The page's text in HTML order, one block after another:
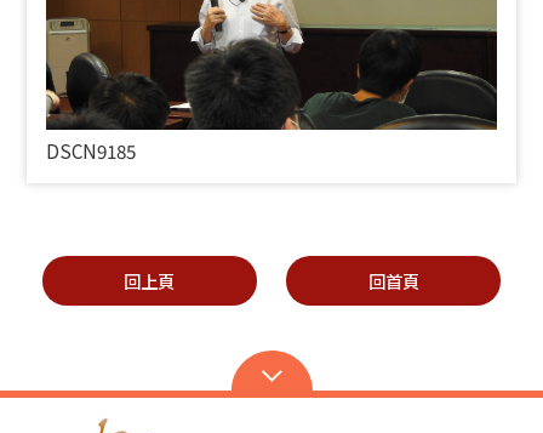
DSCN9185
回上頁 回首頁